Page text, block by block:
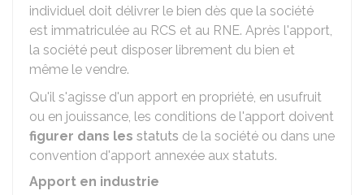
individuel doit délivrer le bien dès que la société
est immatriculée au RCS et au RNE. Après l'apport,
la société peut disposer librement du bien et
même le vendre.
Qu'il s'agisse d'un apport en propriété, en usufruit
ou en jouissance, les conditions de l'apport doivent
figurer dans les statuts de la société ou dans une
convention d'apport annexée aux statuts.
Apport en industrie